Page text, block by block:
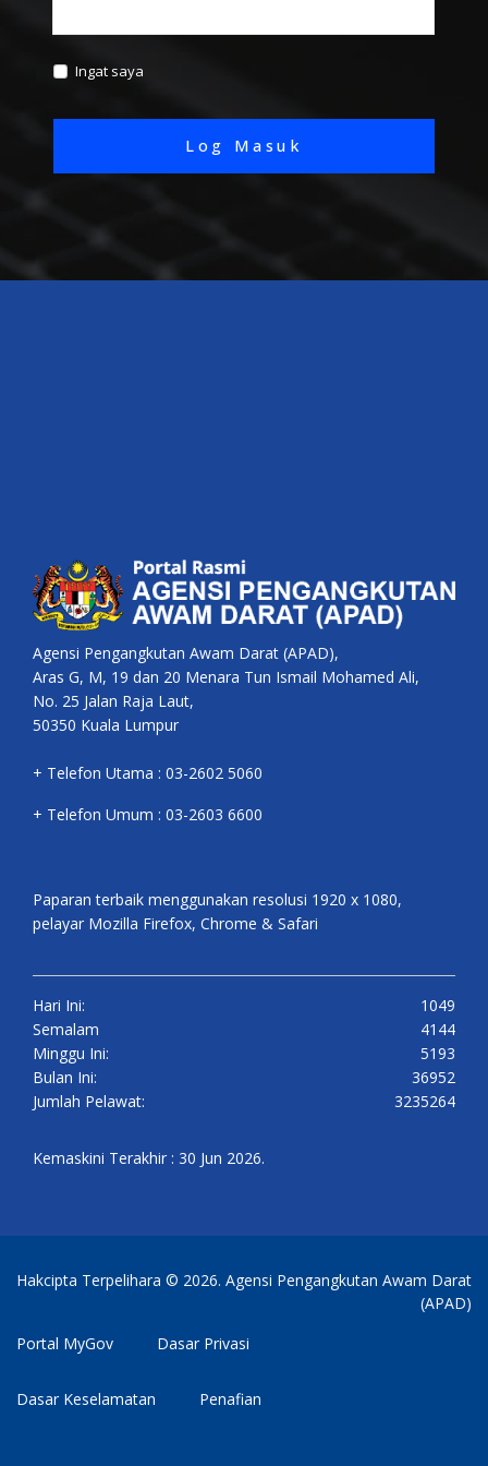
Ingat saya
Log Masuk
Agensi Pengangkutan Awam Darat (APAD),
Aras G, M, 19 dan 20 Menara Tun Ismail Mohamed Ali,
No. 25 Jalan Raja Laut,
50350 Kuala Lumpur
+ Telefon Utama : 03-2602 5060
+ Telefon Umum : 03-2603 6600
Paparan terbaik menggunakan resolusi 1920 x 1080,
pelayar Mozilla Firefox, Chrome & Safari
Hari Ini:
1049
Semalam
4144
Minggu Ini:
5193
Bulan Ini:
36952
Jumlah Pelawat:
3235264
Kemaskini Terakhir : 30 Jun 2026.
Hakcipta Terpelihara © 2026. Agensi Pengangkutan Awam Darat
(APAD)
Portal MyGov
Dasar Privasi
Dasar Keselamatan Penafian